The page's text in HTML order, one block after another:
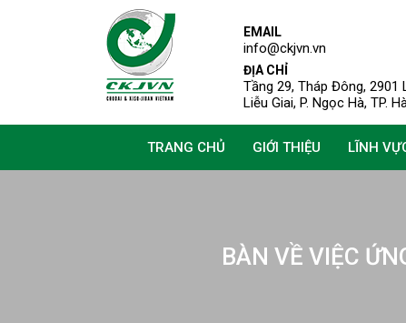
EMAIL
info@ckjvn.vn
ĐỊA CHỈ
Tầng 29, Tháp Đông, 2901
Liễu Giai, P. Ngọc Hà, TP.
TRANG CHỦ GIỚI THIỆU LĨNH
BÀN VỀ VIỆC